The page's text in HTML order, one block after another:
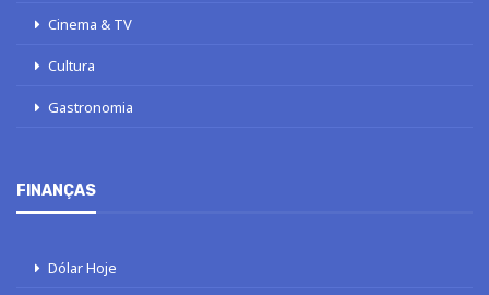
Cinema & TV
Cultura
Gastronomia
FINANÇAS
Dólar Hoje